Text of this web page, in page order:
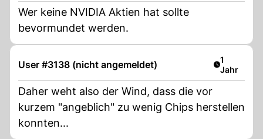
Wer keine NVIDIA Aktien hat sollte
bevormundet werden.
User #3138 (nicht angemeldet) Artikel
1
Jahr
Daher weht also der Wind, dass die vor
kurzem "angeblich" zu wenig Chips herstellen
konnten...